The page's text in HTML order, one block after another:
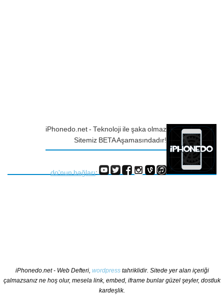
iPhonedo.net - Teknoloji ile şaka olmaz
Sitemiz BETA Aşamasındadır!
do'nun bağları:
iPhonedo.net - Web Defteri, wordpresstahriklidir. Sitede yer alan içeriği
çalmazsanız ne hoş olur, mesela link, embed, iframe bunlar güzel şeyler, dostluk
kardeşlik.